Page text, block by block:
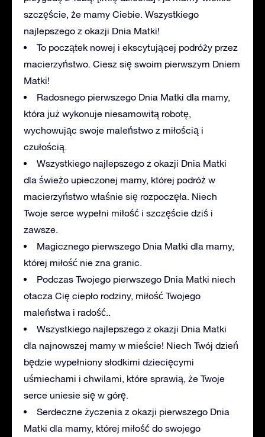
szczęście, że mamy Ciebie. Wszystkiego
najlepszego z okazji Dnia Matki!
To początek nowej i ekscytującej podróży przez
macierzyństwo. Ciesz się swoim pierwszym Dniem
Matki!
Radosnego pierwszego Dnia Matki dla mamy,
która już wykonuje niesamowitą robotę,
wychowując swoje maleństwo z miłością i
czułością.
Wszystkiego najlepszego z okazji Dnia Matki
dla świeżo upieczonej mamy, której podróż w
macierzyństwo właśnie się rozpoczęła. Niech
Twoje serce wypełni miłość i szczęście dziś i
zawsze.
Magicznego pierwszego Dnia Matki dla mamy,
której miłość nie zna granic.
Podczas Twojego pierwszego Dnia Matki niech
otacza Cię ciepło rodziny, miłość Twojego
maleństwa i radość..
Wszystkiego najlepszego z okazji Dnia Matki
dla najnowszej mamy w mieście! Niech Twój dzień
będzie wypełniony słodkimi dziecięcymi
uśmiechami i chwilami, które sprawią, że Twoje
serce uniesie się w górę.
Serdeczne życzenia z okazji pierwszego Dnia
Matki dla mamy, której miłość do swojego